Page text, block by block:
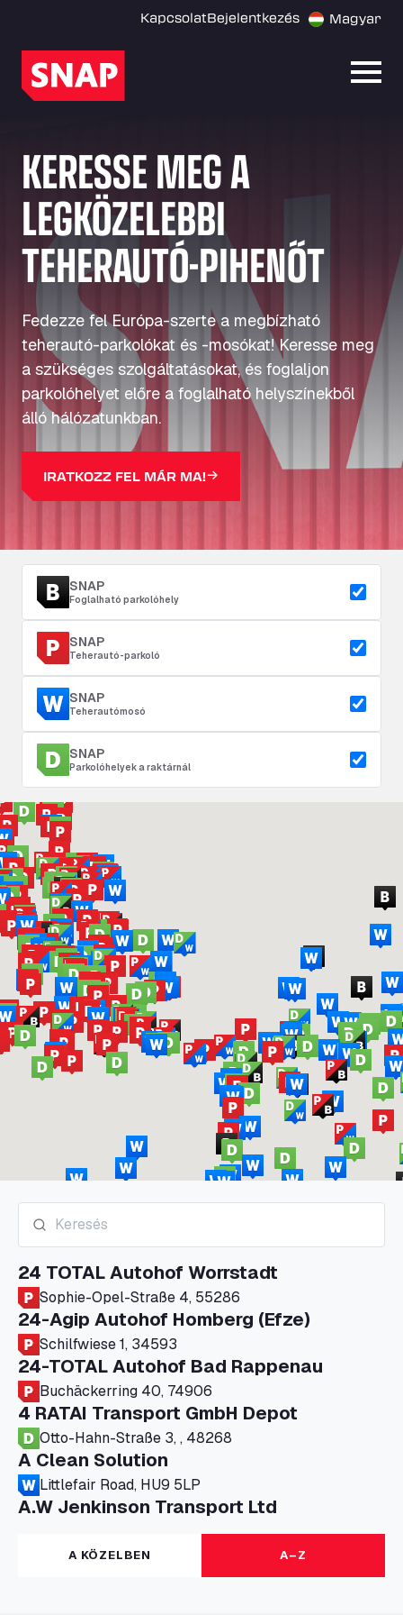
KapcsolatBejelentkezés Magyar
KERESSE MEG A
LEGKÖZELEBBI
TEHERAUTÓ-PIHENŐT
Fedezze fel Európa-szerte a megbízható
teherautó-parkolókat és -mosókat! Keresse meg
a szükséges szolgáltatásokat, és foglaljon
parkolóhelyet előre a foglalható helyszínekből
álló hálózatunkban.
IRATKOZZ FEL MÁR MA!
SNAP
Foglalható parkolóhely
SNAP
Teherautó-parkoló
SNAP
Teherautómosó
SNAP
Parkolóhelyek a raktárnál
24 TOTAL Autohof Worrstadt
Sophie-Opel-Straße 4, 55286
24-Agip Autohof Homberg (Efze)
Schilfwiese 1, 34593
24-TOTAL Autohof Bad Rappenau
Buchäckerring 40, 74906
4 RATAI Transport GmbH Depot
Otto-Hahn-Straße 3, , 48268
A Clean Solution
Littlefair Road, HU9 5LP
A.W Jenkinson Transport Ltd
Progress House, ME11 5GA
A+G Nettetal - Depot Parking
Am Panneschopp 7, 41334
A KÖZELBEN A–Z